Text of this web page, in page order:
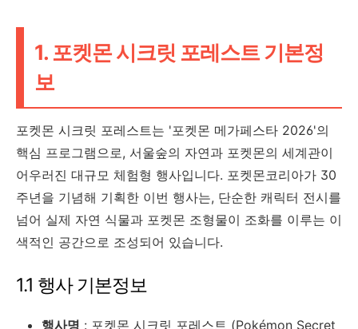
1. 포켓몬 시크릿 포레스트 기본정
보
포켓몬 시크릿 포레스트는 '포켓몬 메가페스타 2026'의
핵심 프로그램으로, 서울숲의 자연과 포켓몬의 세계관이
어우러진 대규모 체험형 행사입니다. 포켓몬코리아가 30
주년을 기념해 기획한 이번 행사는, 단순한 캐릭터 전시를
넘어 실제 자연 식물과 포켓몬 조형물이 조화를 이루는 이
색적인 공간으로 조성되어 있습니다.
1.1 행사 기본정보
행사명 : 포켓몬 시크릿 포레스트 (Pokémon Secret